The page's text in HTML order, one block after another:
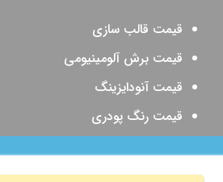
قیمت قالب سازی
قیمت برش آلومینیومی
قیمت آنودایزینگ
قیمت رنگ پودری